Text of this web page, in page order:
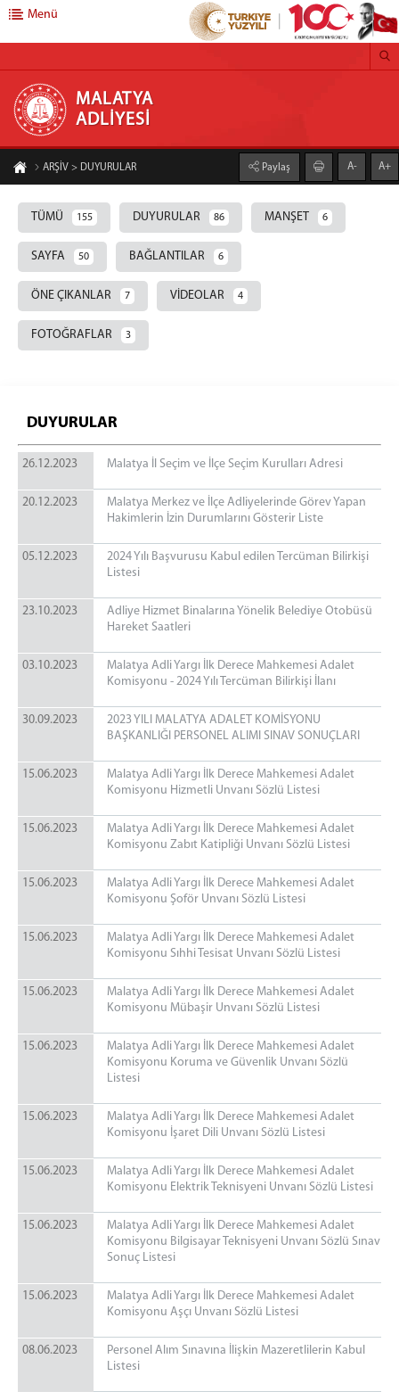
MALATYA ADLİYESİ
Anasayfa
Başsavcılık
Cumhuriyet Başsavcısı
Cumhuriyet Başsavcı Vekilleri
Savcılık Birimleri
Ceza Mahkemeleri
Adalet Komisyonu Başkanlığı
Mülhakatlar
Akçadağ Adliyesi
Darende Adliyesi
Doğanşehir Adliyesi
Hekimhan Adliyesi
Pütürge Adliyesi
Protokollerimiz
Malatya E Tipi Kapalı İnfaz Kurumu
Doğanşehir Açık İnfaz Kurumu
Akçadağ T Tipi Kapalı ve Açık İnfaz Kurumu
İletişim
Faaliyetlerimiz
Menü
MALATYA
ADLİYESİ
ARŞİV > DUYURULAR Paylaş A- A+
TÜMÜ 155 DUYURULAR 86 MANŞET 6
SAYFA 50 BAĞLANTILAR 6
ÖNE ÇIKANLAR 7 VİDEOLAR 4
FOTOĞRAFLAR 3
DUYURULAR
26.12.2023 Malatya İl Seçim ve İlçe Seçim Kurulları Adresi
20.12.2023
Malatya Merkez ve İlçe Adliyelerinde Görev Yapan
Hakimlerin İzin Durumlarını Gösterir Liste
05.12.2023
2024 Yılı Başvurusu Kabul edilen Tercüman Bilirkişi
Listesi
23.10.2023
Adliye Hizmet Binalarına Yönelik Belediye Otobüsü
Hareket Saatleri
03.10.2023
Malatya Adli Yargı İlk Derece Mahkemesi Adalet
Komisyonu - 2024 Yılı Tercüman Bilirkişi İlanı
30.09.2023
2023 YILI MALATYA ADALET KOMİSYONU
BAŞKANLIĞI PERSONEL ALIMI SINAV SONUÇLARI
15.06.2023
Malatya Adli Yargı İlk Derece Mahkemesi Adalet
Komisyonu Hizmetli Unvanı Sözlü Listesi
15.06.2023
Malatya Adli Yargı İlk Derece Mahkemesi Adalet
Komisyonu Zabıt Katipliği Unvanı Sözlü Listesi
15.06.2023
Malatya Adli Yargı İlk Derece Mahkemesi Adalet
Komisyonu Şoför Unvanı Sözlü Listesi
15.06.2023
Malatya Adli Yargı İlk Derece Mahkemesi Adalet
Komisyonu Sıhhi Tesisat Unvanı Sözlü Listesi
15.06.2023
Malatya Adli Yargı İlk Derece Mahkemesi Adalet
Komisyonu Mübaşir Unvanı Sözlü Listesi
15.06.2023
Malatya Adli Yargı İlk Derece Mahkemesi Adalet
Komisyonu Koruma ve Güvenlik Unvanı Sözlü
Listesi
15.06.2023
Malatya Adli Yargı İlk Derece Mahkemesi Adalet
Komisyonu İşaret Dili Unvanı Sözlü Listesi
15.06.2023
Malatya Adli Yargı İlk Derece Mahkemesi Adalet
Komisyonu Elektrik Teknisyeni Unvanı Sözlü Listesi
15.06.2023
Malatya Adli Yargı İlk Derece Mahkemesi Adalet
Komisyonu Bilgisayar Teknisyeni Unvanı Sözlü Sınav
Sonuç Listesi
15.06.2023
Malatya Adli Yargı İlk Derece Mahkemesi Adalet
Komisyonu Aşçı Unvanı Sözlü Listesi
08.06.2023
Personel Alım Sınavına İlişkin Mazeretlilerin Kabul
Listesi